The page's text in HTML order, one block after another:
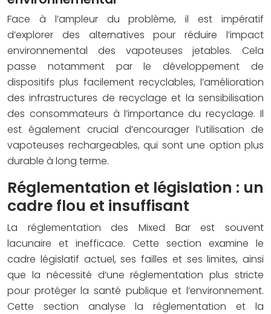
Face à l’ampleur du problème, il est impératif
d’explorer des alternatives pour réduire l’impact
environnemental des vapoteuses jetables. Cela
passe notamment par le développement de
dispositifs plus facilement recyclables, l’amélioration
des infrastructures de recyclage et la sensibilisation
des consommateurs à l’importance du recyclage. Il
est également crucial d’encourager l’utilisation de
vapoteuses rechargeables, qui sont une option plus
durable à long terme.
Réglementation et législation : un
cadre flou et insuffisant
La réglementation des Mixed Bar est souvent
lacunaire et inefficace. Cette section examine le
cadre législatif actuel, ses failles et ses limites, ainsi
que la nécessité d’une réglementation plus stricte
pour protéger la santé publique et l’environnement.
Cette section analyse la réglementation et la